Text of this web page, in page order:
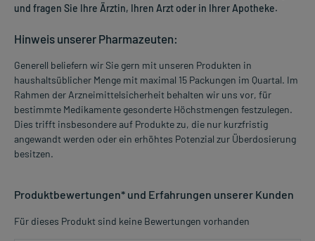
und fragen Sie Ihre Ärztin, Ihren Arzt oder in Ihrer Apotheke.
Hinweis unserer Pharmazeuten:
Generell beliefern wir Sie gern mit unseren Produkten in
haushaltsüblicher Menge mit maximal 15 Packungen im Quartal. Im
Rahmen der Arzneimittelsicherheit behalten wir uns vor, für
bestimmte Medikamente gesonderte Höchstmengen festzulegen.
Dies trifft insbesondere auf Produkte zu, die nur kurzfristig
angewandt werden oder ein erhöhtes Potenzial zur Überdosierung
besitzen.
Produktbewertungen* und Erfahrungen unserer Kunden
Für dieses Produkt sind keine Bewertungen vorhanden